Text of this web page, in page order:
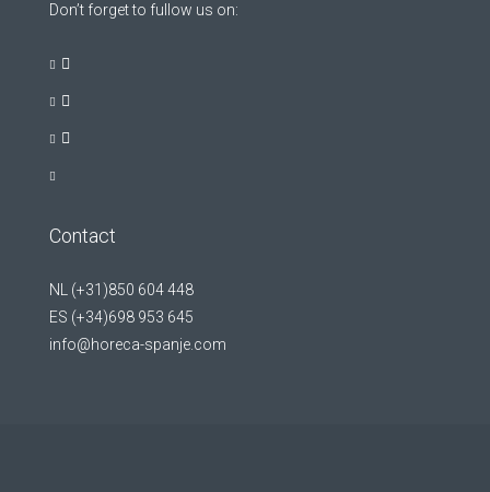
Don’t forget to fullow us on:
Contact
NL (+31)850 604 448
ES (+34)698 953 645
info@horeca-spanje.com